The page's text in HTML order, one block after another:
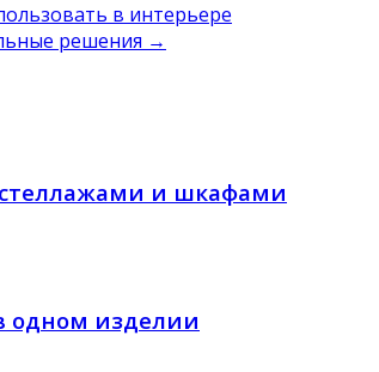
в интерьере
решения →
и шкафами
одном изделии